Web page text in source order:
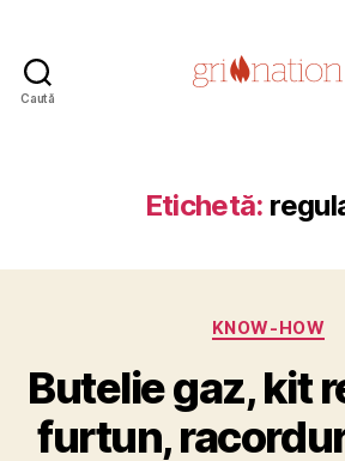
Caută
Etichetă:
Categorii
KNOW-HOW
Butelie gaz, kit
furtun,
e